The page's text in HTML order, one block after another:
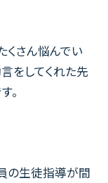
くさん悩んでい
をしてくれた先
。
の生徒指導が間